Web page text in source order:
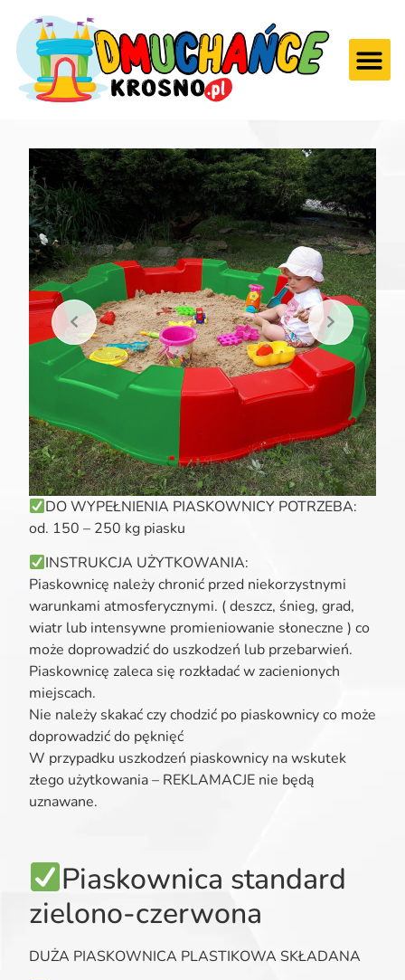
DO WYPEŁNIENIA PIASKOWNICY POTRZEBA:
od. 150 – 250 kg piasku
INSTRUKCJA UŻYTKOWANIA:
Piaskownicę należy chronić przed niekorzystnymi
warunkami atmosferycznymi. ( deszcz, śnieg, grad,
wiatr lub intensywne promieniowanie słoneczne ) co
może doprowadzić do uszkodzeń lub przebarwień.
Piaskownicę zaleca się rozkładać w zacienionych
miejscach.
Nie należy skakać czy chodzić po piaskownicy co może
doprowadzić do pęknięć
W przypadku uszkodzeń piaskownicy na wskutek
złego użytkowania – REKLAMACJE nie będą
uznawane.
Piaskownica standard
zielono-czerwona
DUŻA PIASKOWNICA PLASTIKOWA SKŁADANA